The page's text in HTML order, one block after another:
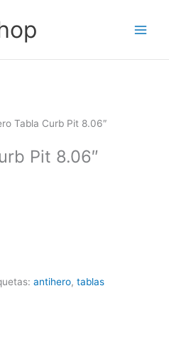
Tabla Curb Pit 8.06″
Pit 8.06″
antihero, tablas